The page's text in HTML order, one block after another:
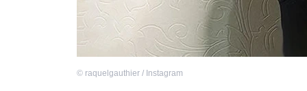
© raquelgauthier / Instagram